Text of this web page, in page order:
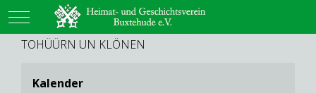
Mobile Menu Toggle
TOHÜÜRN UN KLÖNEN
Kalender